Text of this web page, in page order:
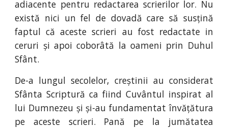
adiacente pentru redactarea scrierilor lor. Nu
există nici un fel de dovadă care să susțină
faptul că aceste scrieri au fost redactate in
ceruri și apoi coborâtă la oameni prin Duhul
Sfânt.
De-a lungul secolelor, creștinii au considerat
Sfânta Scriptură ca fiind Cuvântul inspirat al
lui Dumnezeu și și-au fundamentat învățătura
pe aceste scrieri. Pană pe la jumătatea